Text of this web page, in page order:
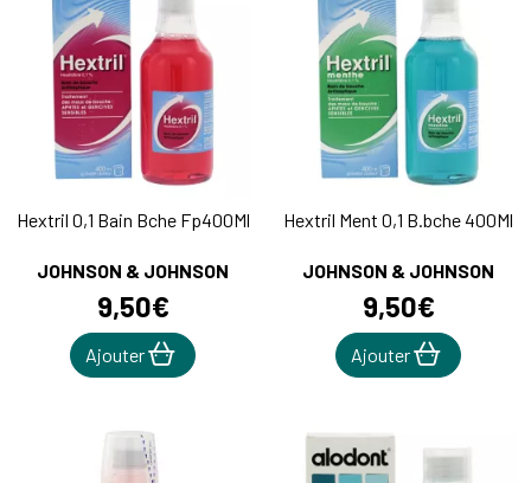
Hextril 0,1 Bain Bche Fp400Ml
JOHNSON & JOHNSON
9,50€
Ajouter
Hextril Ment 0,1 B.bche 400Ml
JOHNSON & JOHNSON
9,50€
Ajouter